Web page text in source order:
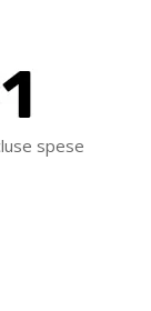
spese